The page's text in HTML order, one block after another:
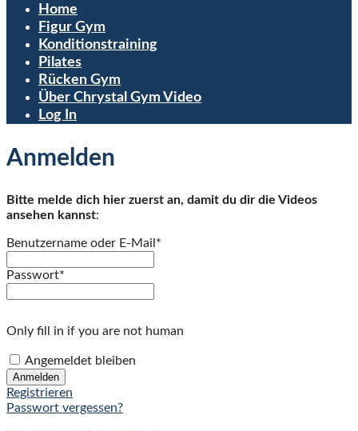
Home
Figur Gym
Konditionstraining
Pilates
Rücken Gym
Über Chrystal Gym Video
Log In
Anmelden
Bitte melde dich hier zuerst an, damit du dir die Videos
ansehen kannst:
Benutzername oder E-Mail *
Passwort*
Only fill in if you are not human
Angemeldet bleiben
Registrieren
Passwort vergessen?